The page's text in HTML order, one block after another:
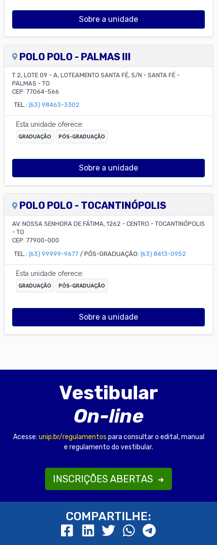
Sobre a unidade
POLO POLO - PALMAS III
T 2, LOTE 09 - A, LOTEAMENTO SANTA FÉ, S/N - SANTA FÉ -
PALMAS - TO
CEP: 77064-566
TEL.: (63) 98463-3302
Esta unidade oferece:
GRADUAÇÃO PÓS-GRADUAÇÃO
Sobre a unidade
POLO POLO - TOCANTINÓPOLIS
AV. NOSSA SENHORA DE FÁTIMA, 1262 - CENTRO - TOCANTINÓPOLIS
- TO
CEP: 77900-000
TEL.: (63) 99999-9677 / PÓS-GRADUAÇÃO: (63) 8413-0952
Esta unidade oferece:
GRADUAÇÃO PÓS-GRADUAÇÃO
Sobre a unidade
Vestibular
On-line
Acesse: unip.br/regulamentos para consultar o edital, manual
e regulamento do vestibular.
INSCRIÇÕES ABERTAS
COMPARTILHE: